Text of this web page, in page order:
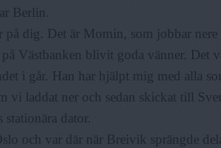
Berlin.
på dig. Det är Momin, som jobbar
Västbanken blivit goda vänner. Det
i går. Han har hjälpt mig med alla
vi laddat ner och sedan skickat till
stationära dator.
och var där när Breivik sprängde